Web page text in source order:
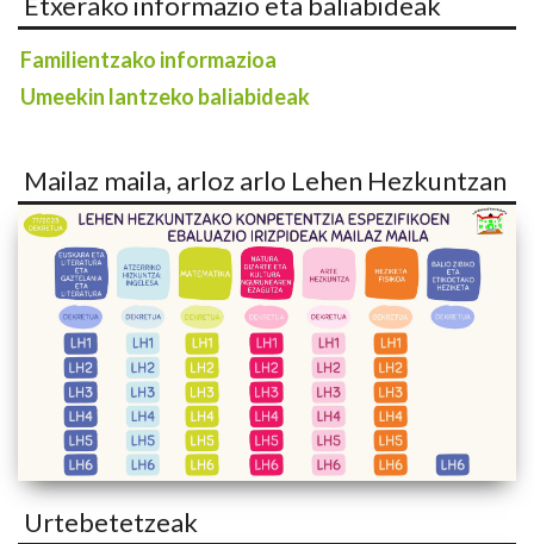
Familientzako informazioa
Umeekin lantzeko baliabideak
Mailaz maila, arloz arlo Lehen Hezkuntzan
Urtebetetzeak